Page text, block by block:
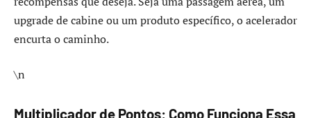
upgrade de cabine ou um produto específico, o acelerador
encurta o caminho.
\n
Multiplicador de Pontos: Como Funciona Essa